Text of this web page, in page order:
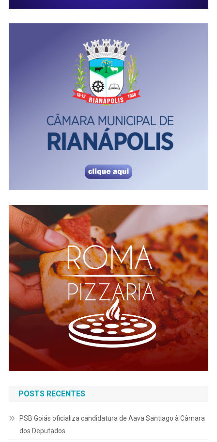
POSTS RECENTES
PSB Goiás oficializa candidatura de Aava Santiago à Câmara
dos Deputados